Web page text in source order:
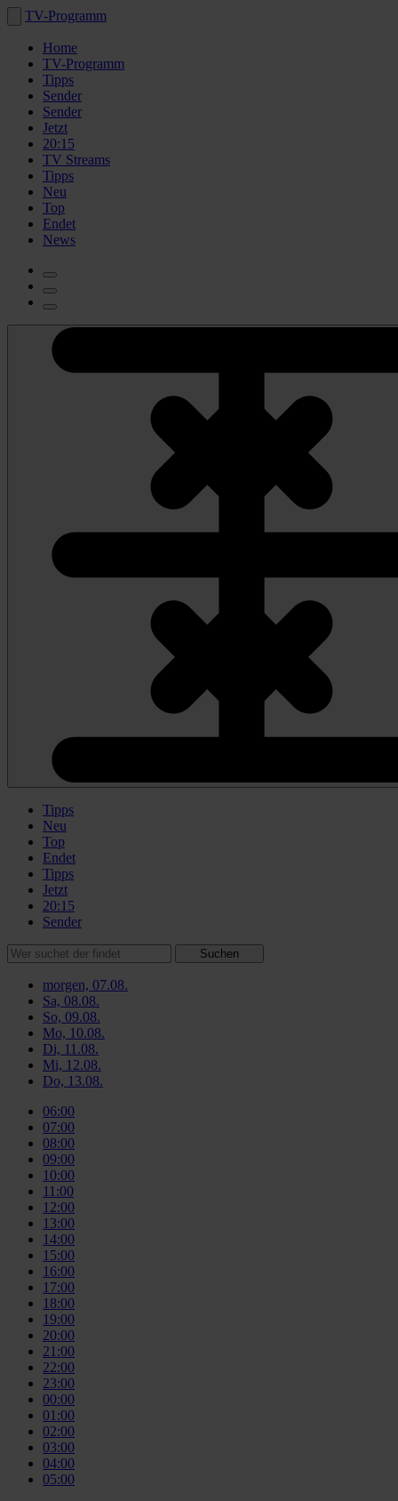
TV-Programm
Home
TV-Programm
Tipps
Sender
Sender
Jetzt
20:15
TV Streams
Tipps
Neu
Top
Endet
News
Tipps
Neu
Top
Endet
Tipps
Jetzt
20:15
Sender
Suchen
morgen, 07.08.
Sa, 08.08.
So, 09.08.
Mo, 10.08.
Di, 11.08.
Mi, 12.08.
Do, 13.08.
06:00
07:00
08:00
09:00
10:00
11:00
12:00
13:00
14:00
15:00
16:00
17:00
18:00
19:00
20:00
21:00
22:00
23:00
00:00
01:00
02:00
03:00
04:00
05:00